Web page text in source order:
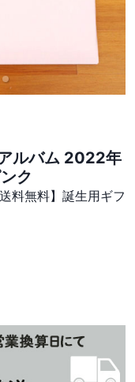
ルバム 2022年
ク
料無料】誕生用ギフ